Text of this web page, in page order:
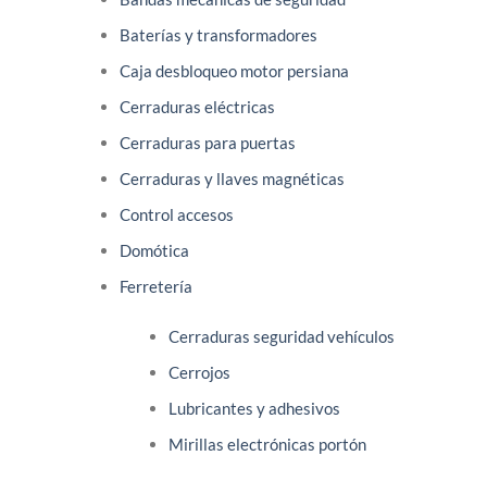
Baterías y transformadores
Caja desbloqueo motor persiana
Cerraduras eléctricas
Cerraduras para puertas
Cerraduras y llaves magnéticas
Control accesos
Domótica
Ferretería
Cerraduras seguridad vehículos
Cerrojos
Lubricantes y adhesivos
Mirillas electrónicas portón